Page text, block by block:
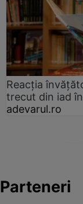
Reacția
trecut din iad
adevarul.ro
Parteneri